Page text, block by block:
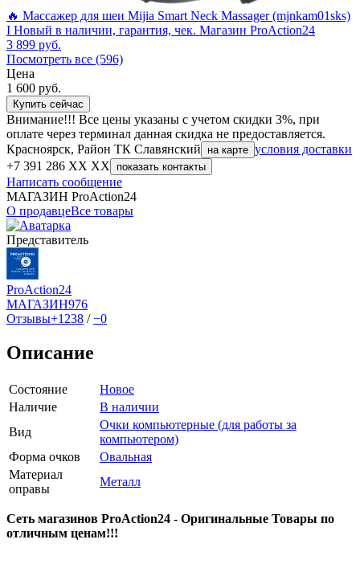
🔥 Массажер для шеи Mijia Smart Neck Massager (mjnkam01sks)
I Новый в наличии, гарантия, чек. Магазин ProAction24
3 899 руб.
Посмотреть все (596)
Цена
1 600 руб.
Купить сейчас
Внимание!!! Все цены указаны с учетом скидки 3%, при
оплате через терминал данная скидка не предоставляется.
Красноярск, Район ТК Славянский
на карте условия доставки
+7 391 286 XX XX
показать контакты
Написать сообщение
МАГАЗИН ProAction24
О продавцеВсе товары
Представитель
ProAction24
МАГАЗИН976
Отзывы+1238 /−0
Описание
Состояние
Новое
Наличие
В наличии
Вид
Очки компьютерные (для работы за
компьютером)
Форма очков
Овальная
Материал
оправы
Металл
Сеть магазинов ProAction24 - Оригинальные Товары по
отличным ценам!!!